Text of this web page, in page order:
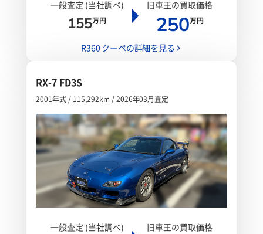
一般査定 (当社調べ)
155万円
旧車王の買取価格
250万円
R360 クーペの詳細を見る
RX-7 FD3S
2001年式 / 115,292km / 2026年03月査定
一般査定 (当社調べ) 旧車王の買取価格